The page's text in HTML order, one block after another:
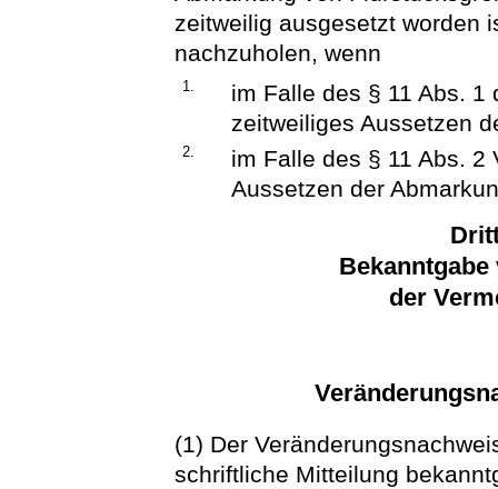
zeitweilig ausgesetzt worden
nachzuholen, wenn
1.
im Falle des § 11 Abs.
zeitweiliges Aussetzen
2.
im Falle des § 11 Abs.
Aussetzen der
der
(1) Der
schriftliche Mitteilung